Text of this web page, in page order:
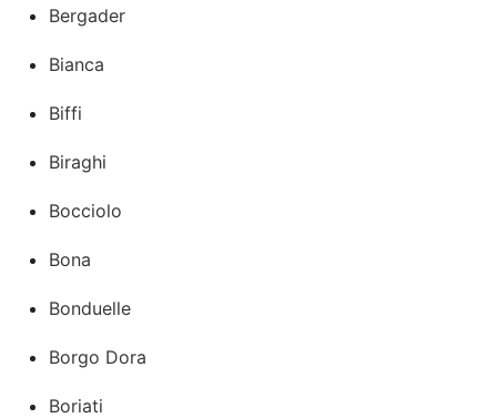
Bergader
Bianca
Biffi
Biraghi
Bocciolo
Bona
Bonduelle
Borgo Dora
Boriati